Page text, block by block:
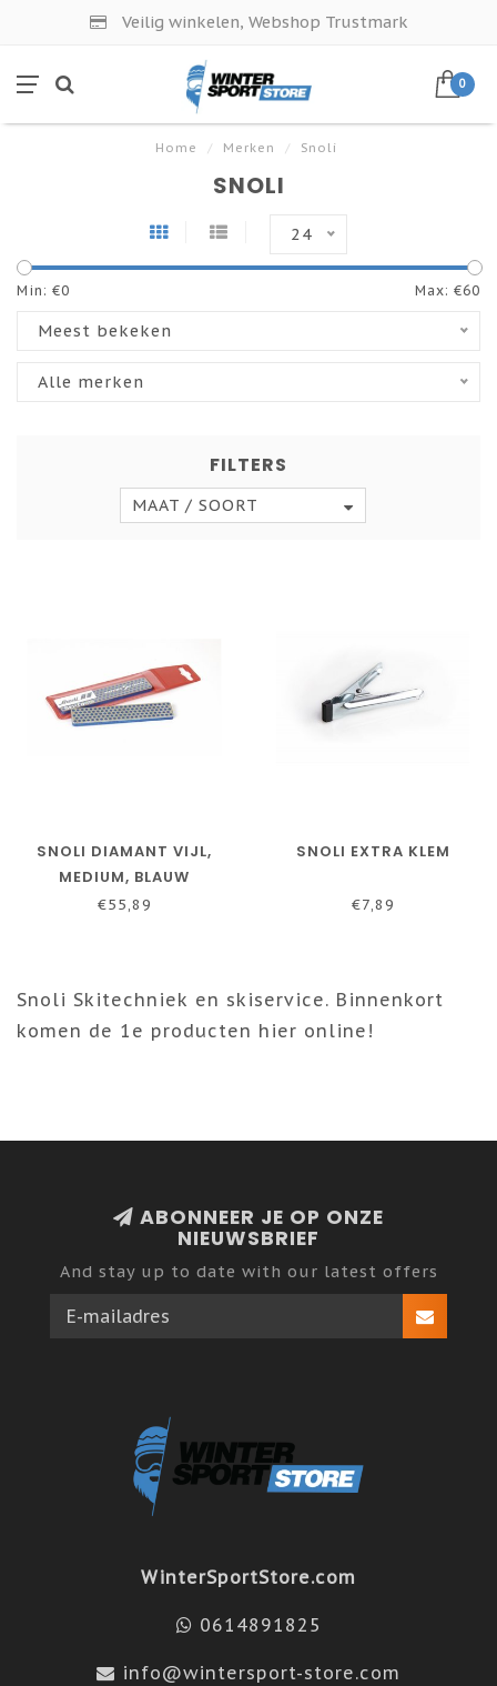
Veilig winkelen, Webshop Trustmark
0
Home / Merken / Snoli
SNOLI
24
Min: €0 Max: €60
Meest bekeken
Alle merken
FILTERS
MAAT / SOORT
SNOLI DIAMANT VIJL,
MEDIUM, BLAUW
€55,89
SNOLI EXTRA KLEM
€7,89
Snoli Skitechniek en skiservice. Binnenkort
komen de 1e producten hier online!
ABONNEER JE OP ONZE
NIEUWSBRIEF
And stay up to date with our latest offers
WinterSportStore.com
0614891825
info@wintersport-store.com